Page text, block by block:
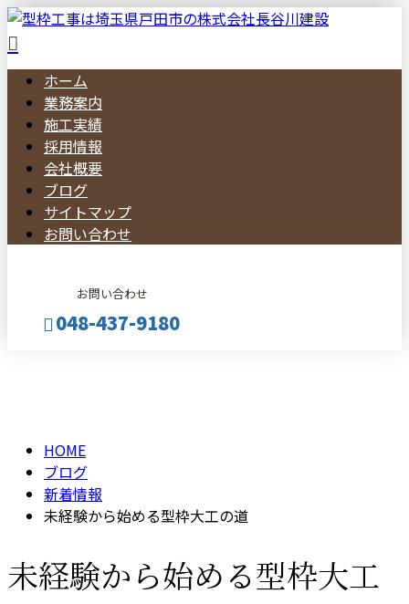
ホーム
業務案内
施工実績
採用情報
会社概要
ブログ
サイトマップ
お問い合わせ
お問い合わせ
048-437-9180
HOME
ブログ
新着情報
未経験から始める型枠大工の道
未経験から始める型枠大工